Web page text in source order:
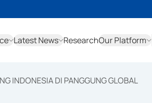
Latest News ResearchOur Platform
INDONESIA DI PANGGUNG GLOBAL